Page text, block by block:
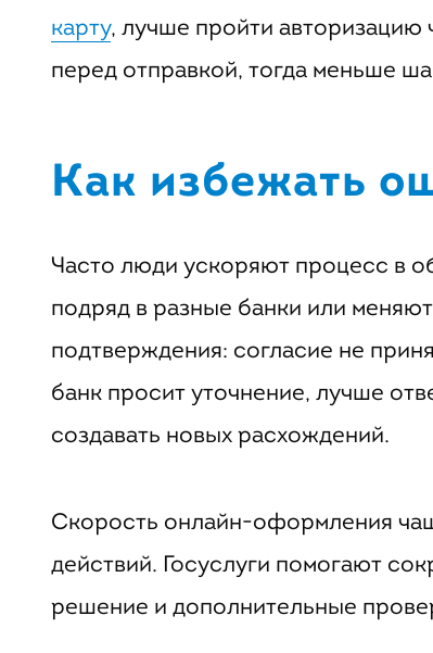
карту, лучше пройти авторизацию
перед отправкой, тогда меньше
Как избежать
Часто люди ускоряют процесс в
подряд в разные банки или
подтверждения: согласие не
банк просит уточнение, лучше
создавать новых расхождений.
Скорость онлайн-оформления
действий. Госуслуги помогают
решение и дополнительные